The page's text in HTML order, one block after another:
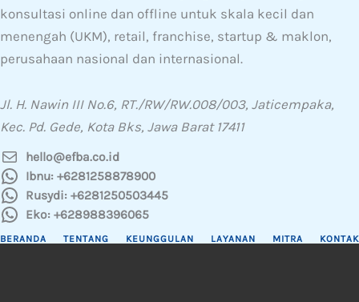
konsultasi online dan offline untuk skala kecil dan
menengah (UKM), retail, franchise, startup & maklon,
perusahaan nasional dan internasional.
Jl. H. Nawin III No.6, RT./RW/RW.008/003, Jaticempaka,
Kec. Pd. Gede, Kota Bks, Jawa Barat 17411
hello@efba.co.id
Ibnu: +6281258878900
Rusydi: +6281250503445
Eko: +628988396065
BERANDA TENTANG KEUNGGULAN LAYANAN MITRA KONTAK